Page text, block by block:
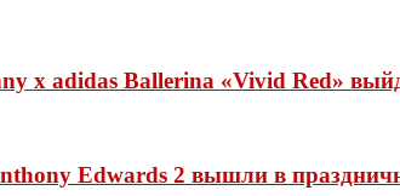
x adidas Ballerina «Vivid Red»
Edwards 2 вышли в